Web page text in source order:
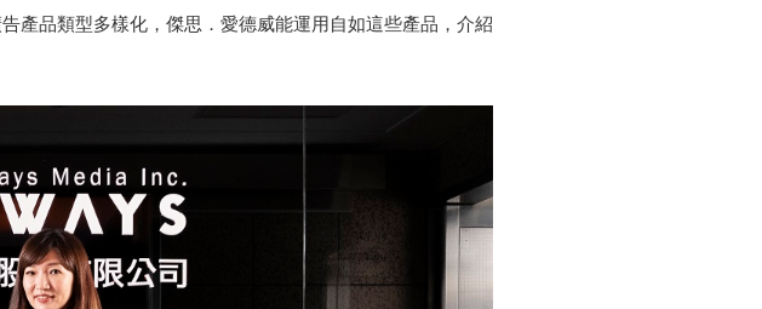
產品類型多樣化，傑思．愛德威能運用自如這些產品，介紹